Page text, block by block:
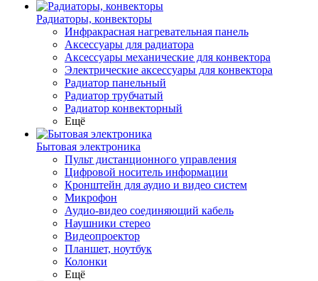
Радиаторы, конвекторы
Инфракрасная нагревательная панель
Аксессуары для радиатора
Аксессуары механические для конвектора
Электрические аксессуары для конвектора
Радиатор панельный
Радиатор трубчатый
Радиатор конвекторный
Ещё
Бытовая электроника
Пульт дистанционного управления
Цифровой носитель информации
Кронштейн для аудио и видео систем
Микрофон
Аудио-видео соединяющий кабель
Наушники стерео
Видеопроектор
Планшет, ноутбук
Колонки
Ещё